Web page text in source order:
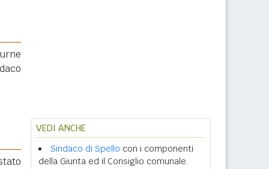
VEDI ANCHE
Sindaco di Spello con i componenti
della Giunta ed il Consiglio comunale.